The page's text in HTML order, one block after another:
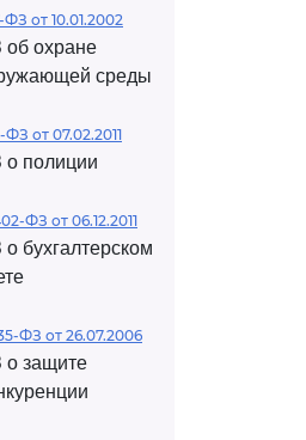
ФЗ от 10.01.2002
об охране
среды
ФЗ от 07.02.2011
о полиции
ФЗ от 06.12.2011
бухгалтерском
ФЗ от 26.07.2006
о защите